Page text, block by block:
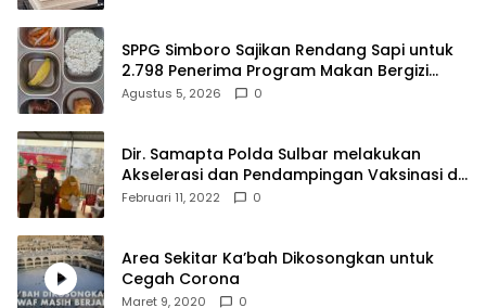
SPPG Simboro Sajikan Rendang Sapi untuk
2.798 Penerima Program Makan Bergizi
Gratis
Agustus 5, 2026 0
Dir. Samapta Polda Sulbar melakukan
Akselerasi dan Pendampingan Vaksinasi di
SDN 001 Polewali
Februari 11, 2022 0
Area Sekitar Ka’bah Dikosongkan untuk
Cegah Corona
Maret 9, 2020 0